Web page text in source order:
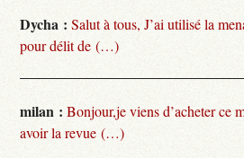
Dycha : Salut à tous, J’ai utilisé la
pour délit de (…)
milan : Bonjour,je viens d’acheter ce
avoir la revue (…)